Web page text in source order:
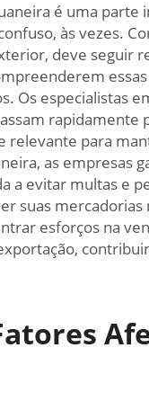
é uma
às vezes.
deve seguir
Os especialistas
rapidamente
relevante para
as empresas
a evitar multas e
suas
esforços na